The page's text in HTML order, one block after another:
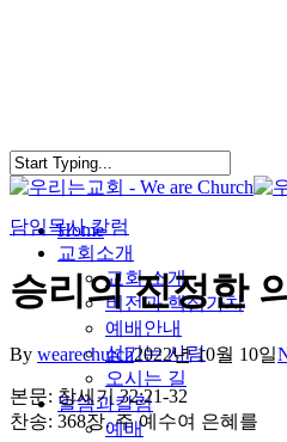
search
Menu Home
교회소개
교회 소개
비전과 핵심가치
예배안내
섬기는 사람
오시는 길
말씀과칼럼
예배
담임목사 칼럼
승리의 진정한
By wearechurch2022년 10월 10일
본문: 창세기 32:21-32
찬송: 368장. 주 예수여 은혜를